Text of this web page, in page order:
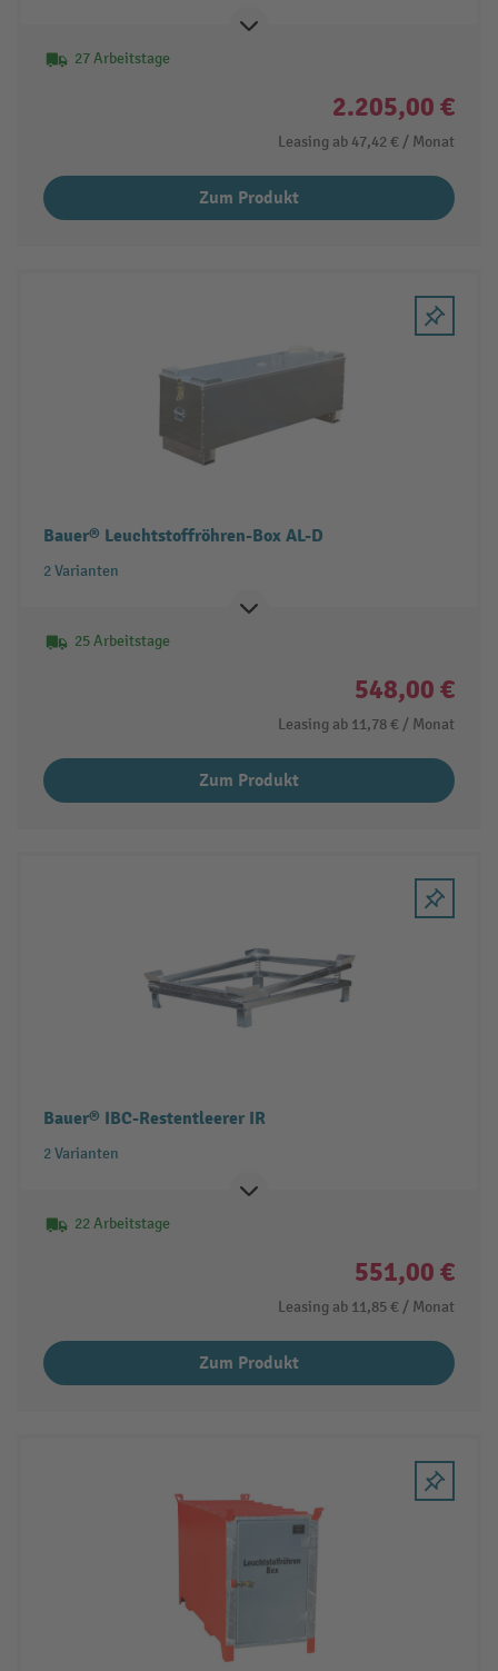
27 Arbeitstage
2.205,00 €
Leasing ab 47,42 € / Monat
Zum Produkt
Bauer® Leuchtstoffröhren-Box AL-D
2 Varianten
25 Arbeitstage
548,00 €
Leasing ab 11,78 € / Monat
Zum Produkt
Bauer® IBC-Restentleerer IR
2 Varianten
22 Arbeitstage
551,00 €
Leasing ab 11,85 € / Monat
Zum Produkt